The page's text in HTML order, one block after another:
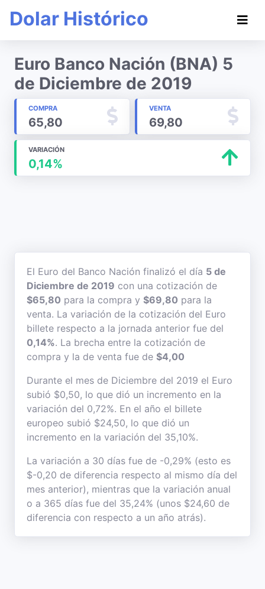
Dolar Histórico
Euro Banco Nación (BNA) 5
de Diciembre de 2019
COMPRA
65,80
VENTA
69,80
VARIACIÓN
0,14%
El Euro del Banco Nación finalizó el día 5 de
Diciembre de 2019 con una cotización de
$65,80 para la compra y $69,80 para la
venta. La variación de la cotización del Euro
billete respecto a la jornada anterior fue del
0,14%. La brecha entre la cotización de
compra y la de venta fue de $4,00
Durante el mes de Diciembre del 2019 el Euro
subió $0,50, lo que dió un incremento en la
variación del 0,72%. En el año el billete
europeo subió $24,50, lo que dió un
incremento en la variación del 35,10%.
La variación a 30 días fue de -0,29% (esto es
$-0,20 de diferencia respecto al mismo día del
mes anterior), mientras que la variación anual
o a 365 días fue del 35,24% (unos $24,60 de
diferencia con respecto a un año atrás).